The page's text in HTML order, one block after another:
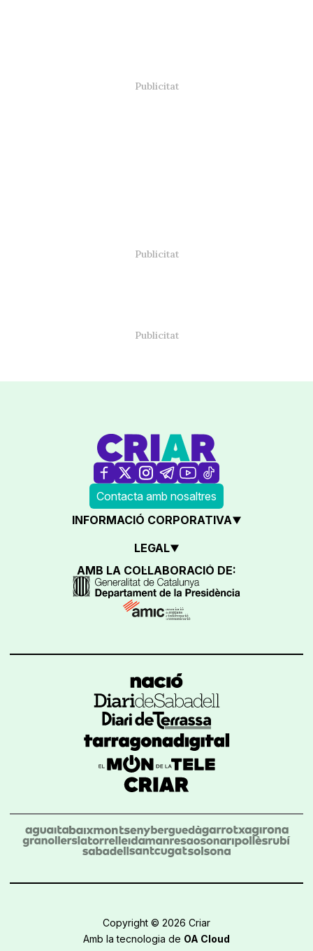
Contacta amb nosaltres
INFORMACIÓ CORPORATIVA
LEGAL
AMB LA COL·LABORACIÓ DE:
Copyright © 2026 Criar
Amb la tecnologia de OA Cloud